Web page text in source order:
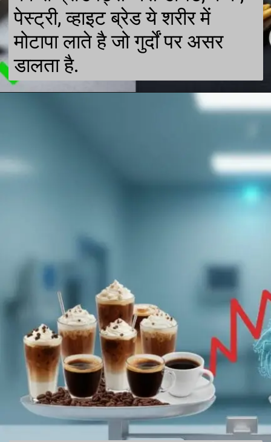
पेस्ट्री, व्हाइट ब्रेड ये शरीर में
मोटापा लाते है जो गुर्दों पर असर
डालता है.